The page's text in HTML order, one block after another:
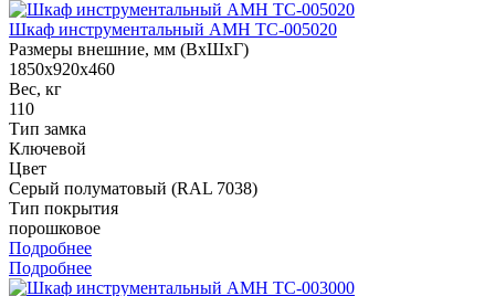
Шкаф инструментальный AMH TC-005020
Размеры внешние, мм (ВхШхГ)
1850x920x460
Вес, кг
110
Тип замка
Ключевой
Цвет
Серый полуматовый (RAL 7038)
Тип покрытия
порошковое
Подробнее
Подробнее